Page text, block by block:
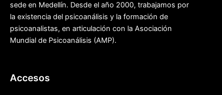
sede en Medellín. Desde el año 2000, trabajamos por
la existencia del psicoanálisis y la formación de
psicoanalistas, en articulación con la Asociación
Mundial de Psicoanálisis (AMP).
Accesos